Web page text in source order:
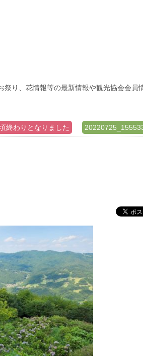
祭り、花情報等の最新情報や観光協会会員
終わりとなりました